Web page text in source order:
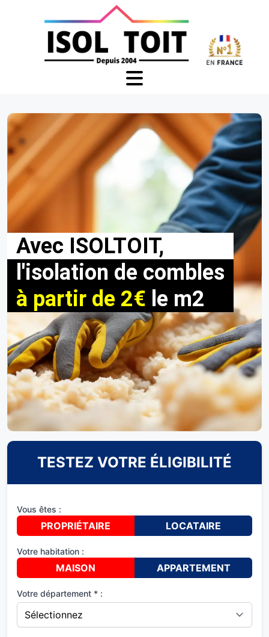
Avec ISOLTOIT,
l'isolation de combles
à partir de 2€ le m2
TESTEZ VOTRE ÉLIGIBILITÉ
Vous êtes :
PROPRIÉTAIRE LOCATAIRE
Votre habitation :
MAISON APPARTEMENT
Votre département * :